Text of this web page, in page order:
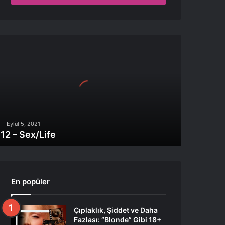
Eylül 5, 2021
12 – Sex/Life
En popüler
Çıplaklık, Şiddet ve Daha
Fazlası: “Blonde” Gibi 18+